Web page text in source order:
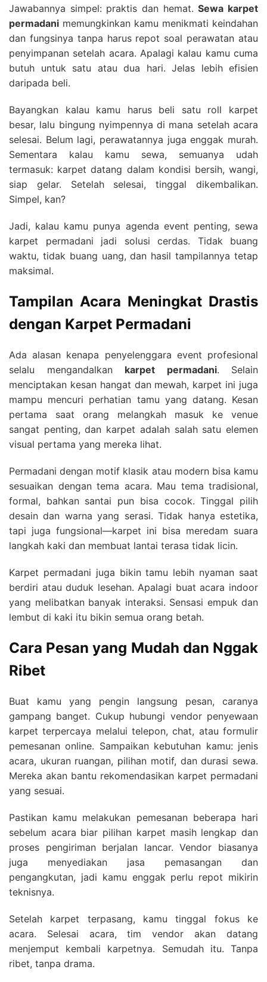
Jawabannya simpel: praktis dan hemat.Sewa karpet
permadani memungkinkan kamu menikmati keindahan
dan fungsinya tanpa harus repot soal perawatan atau
penyimpanan setelah acara. Apalagi kalau kamu cuma
butuh untuk satu atau dua hari. Jelas lebih efisien
daripada beli.
Bayangkan kalau kamu harus beli satu roll karpet
besar, lalu bingung nyimpennya di mana setelah acara
selesai. Belum lagi, perawatannya juga enggak murah.
Sementara kalau kamu sewa, semuanya udah
termasuk: karpet datang dalam kondisi bersih, wangi,
siap gelar. Setelah selesai, tinggal dikembalikan.
Simpel, kan?
Jadi, kalau kamu punya agenda event penting, sewa
karpet permadani jadi solusi cerdas. Tidak buang
waktu, tidak buang uang, dan hasil tampilannya tetap
maksimal.
Tampilan Acara Meningkat Drastis
dengan Karpet Permadani
Ada alasan kenapa penyelenggara event profesional
selalu mengandalkan karpet permadani. Selain
menciptakan kesan hangat dan mewah, karpet ini juga
mampu mencuri perhatian tamu yang datang. Kesan
pertama saat orang melangkah masuk ke venue
sangat penting, dan karpet adalah salah satu elemen
visual pertama yang mereka lihat.
Permadani dengan motif klasik atau modern bisa kamu
sesuaikan dengan tema acara. Mau tema tradisional,
formal, bahkan santai pun bisa cocok. Tinggal pilih
desain dan warna yang serasi. Tidak hanya estetika,
tapi juga fungsional—karpet ini bisa meredam suara
langkah kaki dan membuat lantai terasa tidak licin.
Karpet permadani juga bikin tamu lebih nyaman saat
berdiri atau duduk lesehan. Apalagi buat acara indoor
yang melibatkan banyak interaksi. Sensasi empuk dan
lembut di kaki itu bikin semua orang betah.
Cara Pesan yang Mudah dan Nggak
Ribet
Buat kamu yang pengin langsung pesan, caranya
gampang banget. Cukup hubungi vendor penyewaan
karpet terpercaya melalui telepon, chat, atau formulir
pemesanan online. Sampaikan kebutuhan kamu: jenis
acara, ukuran ruangan, pilihan motif, dan durasi sewa.
Mereka akan bantu rekomendasikan karpet permadani
yang sesuai.
Pastikan kamu melakukan pemesanan beberapa hari
sebelum acara biar pilihan karpet masih lengkap dan
proses pengiriman berjalan lancar. Vendor biasanya
juga menyediakan jasa pemasangan dan
pengangkutan, jadi kamu enggak perlu repot mikirin
teknisnya.
Setelah karpet terpasang, kamu tinggal fokus ke
acara. Selesai acara, tim vendor akan datang
menjemput kembali karpetnya. Semudah itu. Tanpa
ribet, tanpa drama.